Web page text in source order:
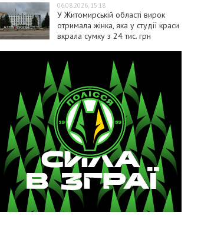
06.08.2026, 15:18
У Житомирській області вирок
отримала жінка, яка у студії краси
вкрала сумку з 24 тис. грн